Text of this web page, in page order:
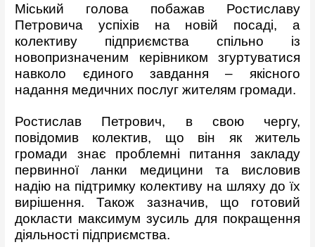
Міський голова побажав Ростиславу
Петровича успіхів на новій посаді, а
колективу підприємства спільно із
новопризначеним керівником згуртуватися
навколо єдиного завдання – якісного
надання медичних послуг жителям громади.
Ростислав Петрович, в свою чергу,
повідомив колектив, що він як житель
громади знає проблемні питання закладу
первинної ланки медицини та висловив
надію на підтримку колективу на шляху до їх
вирішення. Також зазначив, що готовий
докласти максимум зусиль для покращення
діяльності підприємства.